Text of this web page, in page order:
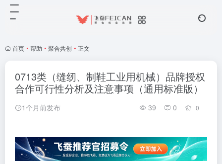
首页 • 帮助 • 聚合共创 • 正文
0713类（缝纫、制鞋工业用机械）品牌授权
合作可行性分析及注意事项（通用标准版）
1个月前发布 39 0 0